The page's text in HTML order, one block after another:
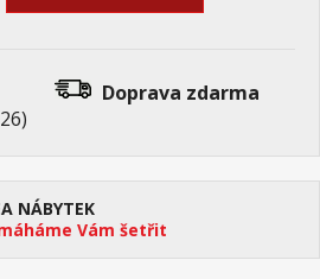
Doprava zdarma
NÁBYTEK
Vám šetřit